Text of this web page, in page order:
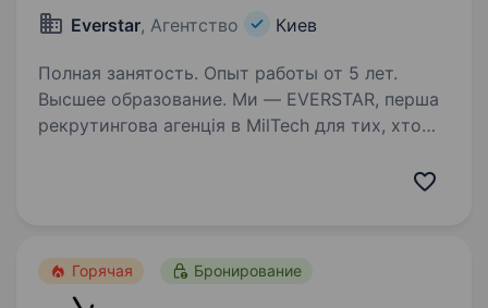
Everstar, Агентство Киев
Полная занятость. Опыт работы от 5 лет.
Высшее образование. Ми — EVERSTAR, перша
рекрутингова агенція в MilTech для тих, хто
Горячая Бронирование